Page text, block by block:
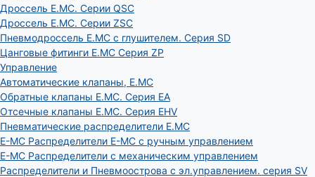
Дроссель E.MC. Серии QSC
Дроссель E.MC. Серии ZSC
Пневмодроссель E.MC с глушителем. Серия SD
Цанговые фитинги E.MC Серия ZP
Управление
Автоматические клапаны, Е.МС
Обратные клапаны E.MC. Серия EA
Отсечные клапаны E.MC. Серия EHV
Пневматические распределители E.MC
E-MC Распределители E-MC с ручным управлением
E-MC Распределители с механическим управлением
Распределители и Пневмоострова с эл.управлением. серия SV